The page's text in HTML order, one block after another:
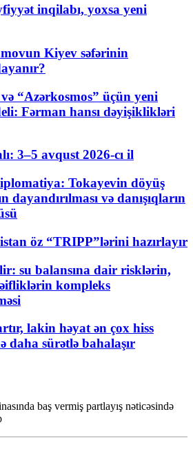
inqilabı, yoxsa yeni
Kiyev səfərinin
“Azərkosmos” üçün yeni
Fərman hansı dəyişiklikləri
3–5 avqust 2026-cı il
Tokayevin döyüş
dayandırılması və danışıqların
öz “TRIPP”lərini hazırlayır
su balansına dair risklərin,
kompleks
lakin həyat ən çox hiss
daha sürətlə bahalaşır
baş vermiş partlayış nəticəsində